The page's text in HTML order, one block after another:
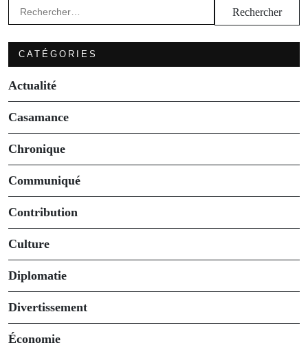
Rechercher :
CATÉGORIES
Actualité
Casamance
Chronique
Communiqué
Contribution
Culture
Diplomatie
Divertissement
Économie